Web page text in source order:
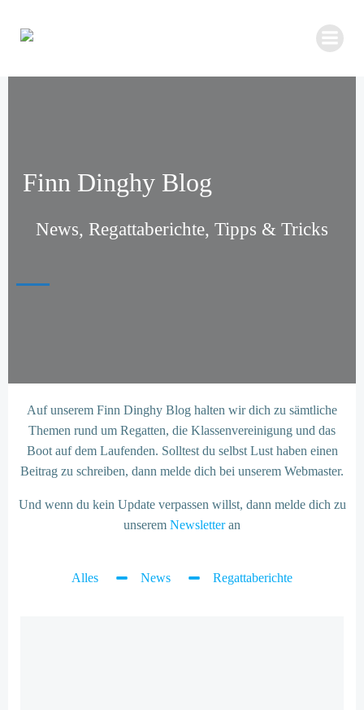
Finn Dinghy Blog
News, Regattaberichte, Tipps & Tricks
Auf unserem Finn Dinghy Blog halten wir dich zu sämtliche
Themen rund um Regatten, die Klassenvereinigung und das
Boot auf dem Laufenden. Solltest du selbst Lust haben einen
Beitrag zu schreiben, dann melde dich bei unserem Webmaster.
Und wenn du kein Update verpassen willst, dann melde dich zu
unserem Newsletteran
Alles News Regattaberichte